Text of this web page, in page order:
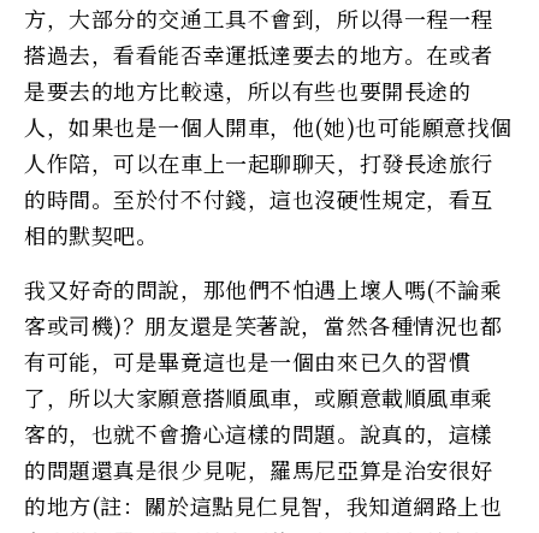
方，大部分的交通工具不會到，所以得一程一程
搭過去，看看能否幸運抵達要去的地方。在或者
是要去的地方比較遠，所以有些也要開長途的
人，如果也是一個人開車，他(她)也可能願意找個
人作陪，可以在車上一起聊聊天，打發長途旅行
的時間。至於付不付錢，這也沒硬性規定，看互
相的默契吧。
我又好奇的問說，那他們不怕遇上壞人嗎(不論乘
客或司機)？朋友還是笑著說，當然各種情況也都
有可能，可是畢竟這也是一個由來已久的習慣
了，所以大家願意搭順風車，或願意載順風車乘
客的，也就不會擔心這樣的問題。說真的，這樣
的問題還真是很少見呢，羅馬尼亞算是治安很好
的地方(註：關於這點見仁見智，我知道網路上也